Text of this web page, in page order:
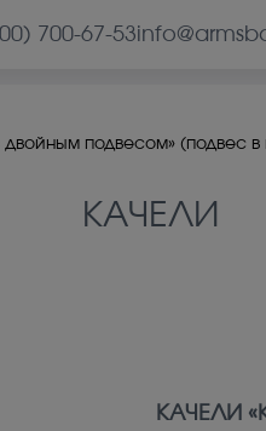
700-67-53
подвесом» (подвес в
КАЧЕЛИ
КАЧЕЛИ